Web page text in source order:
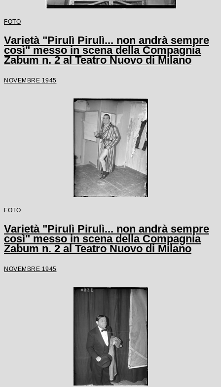
FOTO
Varietà "Pirulì Pirulì... non andrà sempre
così" messo in scena della Compagnia
Zabum n. 2 al Teatro Nuovo di Milano
NOVEMBRE 1945
FOTO
Varietà "Pirulì Pirulì... non andrà sempre
così" messo in scena della Compagnia
Zabum n. 2 al Teatro Nuovo di Milano
NOVEMBRE 1945